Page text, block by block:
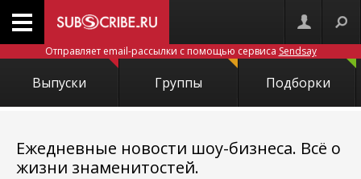
Отправляет email-рассылки с помощью сервиса Sendsay
Выпуски Группы Подборки
Ежедневные новости шоу-бизнеса. Всё о
жизни знаменитостей.